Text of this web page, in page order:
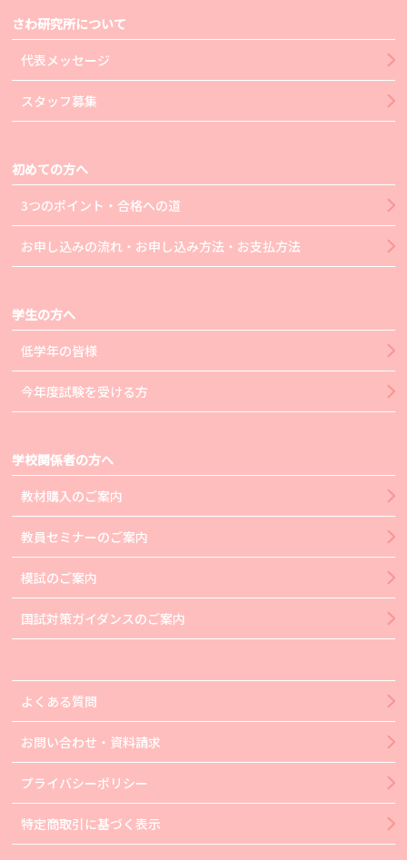
さわ研究所について
代表メッセージ
スタッフ募集
初めての方へ
3つのポイント・合格への道
お申し込みの流れ・お申し込み方法・お支払方法
学生の方へ
低学年の皆様
今年度試験を受ける方
学校関係者の方へ
教材購入のご案内
教員セミナーのご案内
模試のご案内
国試対策ガイダンスのご案内
よくある質問
お問い合わせ・資料請求
プライバシーポリシー
特定商取引に基づく表示